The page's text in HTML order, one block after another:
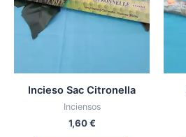
Incieso Sac Citronella
Inciensos
1,60€